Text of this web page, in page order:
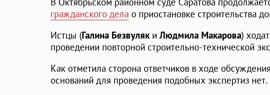
гражданского дела о приостановке строительства
Истцы (Галина БезвулякиЛюдмила Макарова)
проведении повторной строительно-технической
Как отметила сторона ответчиков в ходе
оснований для проведения подобных экспертиз нет.